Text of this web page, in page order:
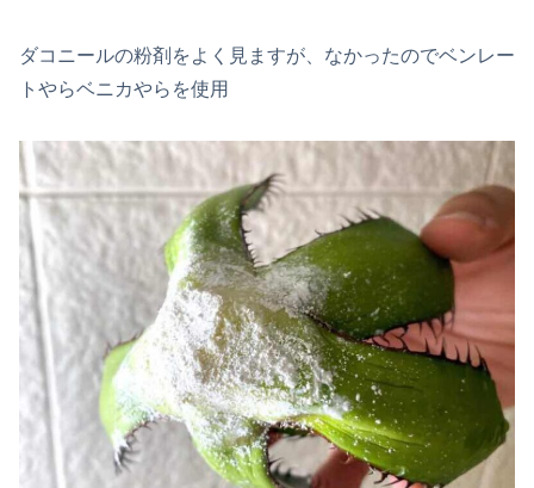
ダコニールの粉剤をよく見ますが、なかったのでベンレー
トやらベニカやらを使用